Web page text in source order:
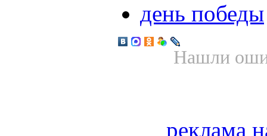
день победы
Нашли
реклама